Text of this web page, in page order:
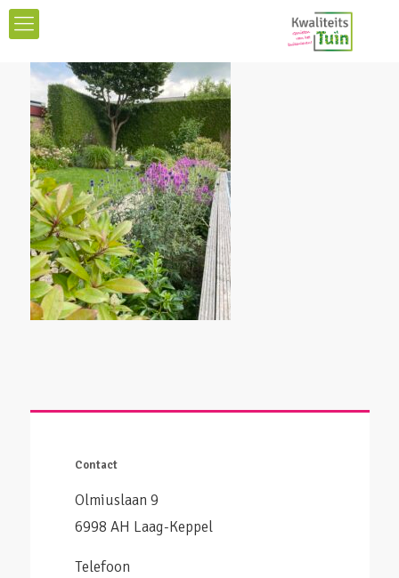
Contact
Olmiuslaan 9
6998 AH Laag-Keppel
Telefoon